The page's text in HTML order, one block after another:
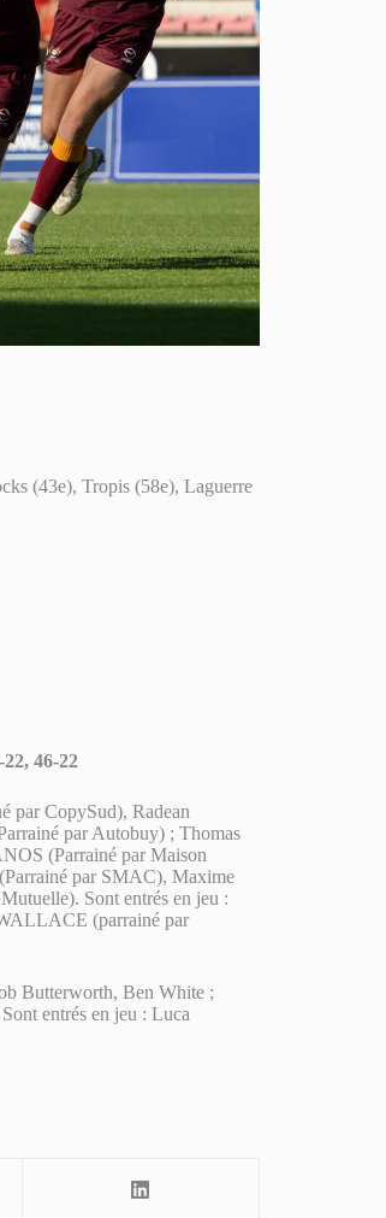
(43e), Tropis (58e), Laguerre
46-22
CopySud), Radean
par Autobuy) ; Thomas
(Parrainé par Maison
par SMAC), Maxime
Sont entrés en jeu :
(parrainé par
Butterworth, Ben White ;
entrés en jeu : Luca